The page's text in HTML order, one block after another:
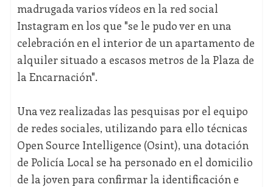
madrugada varios vídeos en la red social
Instagram en los que "se le pudo ver en una
celebración en el interior de un apartamento de
alquiler situado a escasos metros de la Plaza de
la Encarnación".
Una vez realizadas las pesquisas por el equipo
de redes sociales, utilizando para ello técnicas
Open Source Intelligence (Osint), una dotación
de Policía Local se ha personado en el domicilio
de la joven para confirmar la identificación e